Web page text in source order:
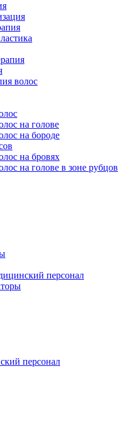
волос
на голове
на бороде
на бровях
на голове в зоне рубцов
персонал
персонал